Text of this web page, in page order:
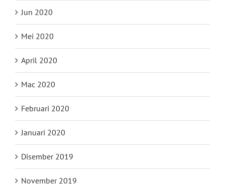
Jun 2020
Mei 2020
April 2020
Mac 2020
Februari 2020
Januari 2020
Disember 2019
November 2019